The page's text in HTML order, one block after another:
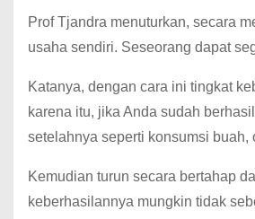
Prof Tjandra menuturkan, secara
usaha sendiri. Seseorang dapat
Katanya, dengan cara ini tingkat
karena itu, jika Anda sudah
setelahnya seperti konsumsi
Kemudian turun secara bertahap
keberhasilannya mungkin tidak